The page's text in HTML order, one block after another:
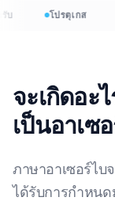
บ โปรตุเกส
จะเกิดอะ
เป็นอาเซ
ภาษาอาเซอร์ไบ
ได้รับการกำหนด